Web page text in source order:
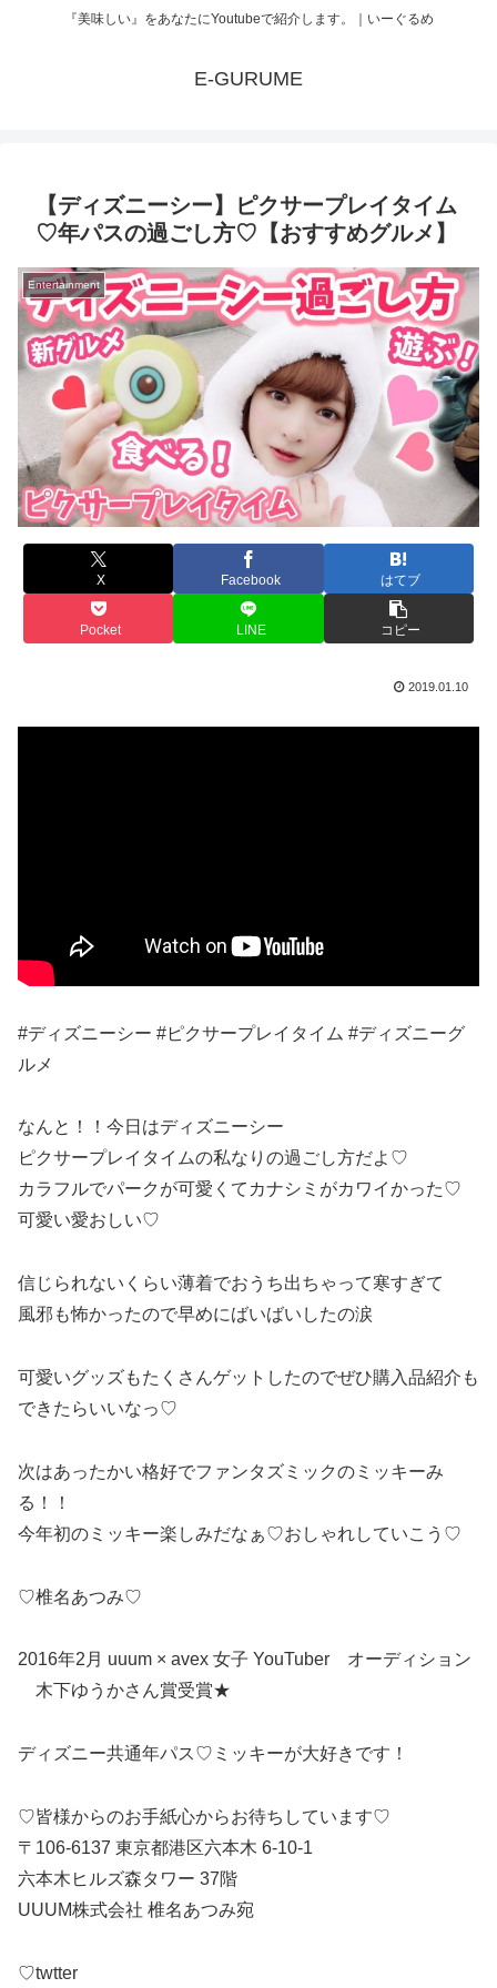
『美味しい』をあなたにYoutubeで紹介します。｜いーぐるめ
E-GURUME
【ディズニーシー】ピクサープレイタイム
♡年パスの過ごし方♡【おすすめグルメ】
Entertainment
X Facebook はてブ
Pocket LINE コピー
2019.01.10
#ディズニーシー #ピクサープレイタイム #ディズニーグ
ルメ
なんと！！今日はディズニーシー
ピクサープレイタイムの私なりの過ごし方だよ♡
カラフルでパークが可愛くてカナシミがカワイかった♡
可愛い愛おしい♡
信じられないくらい薄着でおうち出ちゃって寒すぎて
風邪も怖かったので早めにばいばいしたの涙
可愛いグッズもたくさんゲットしたのでぜひ購入品紹介も
できたらいいなっ♡
次はあったかい格好でファンタズミックのミッキーみ
る！！
今年初のミッキー楽しみだなぁ♡おしゃれしていこう♡
♡椎名あつみ♡
2016年2月 uuum × avex 女子 YouTuber オーディション
木下ゆうかさん賞受賞★
ディズニー共通年パス♡ミッキーが大好きです！
♡皆様からのお手紙心からお待ちしています♡
〒106-6137 東京都港区六本木 6-10-1
六本木ヒルズ森タワー 37階
UUUM株式会社 椎名あつみ宛
♡twtter